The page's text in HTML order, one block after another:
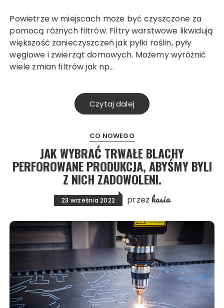
Powietrze w miejscach może być czyszczone za
pomocą różnych filtrów. Filtry warstwowe likwidują
większość zanieczyszczeń jak pyłki roślin, pyły
węglowe i zwierząt domowych. Możemy wyróżnić
wiele zmian filtrów jak np…
Czytaj dalej
CO NOWEGO
JAK WYBRAĆ TRWAŁE BLACHY
PERFOROWANE PRODUKCJA, ABYŚMY BYLI
Z NICH ZADOWOLENI.
23 września 2022 przez kasia